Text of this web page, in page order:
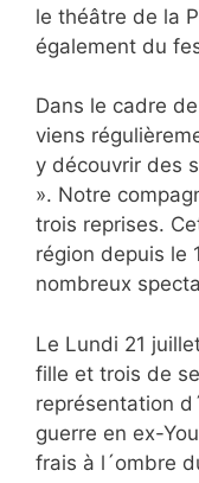
le théâtre de la
également du
Dans le cadre
viens
y découvrir des
». Notre
trois reprises.
région depuis le
nombreux
Le Lundi 21
fille et trois de
représentation
guerre en ex-
frais à l´ombre